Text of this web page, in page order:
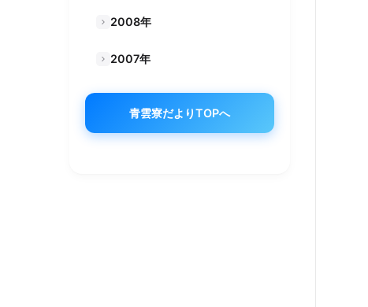
2008年
2007年
青雲寮だよりTOPへ